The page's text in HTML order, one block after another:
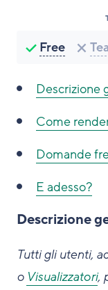
Free
Descrizione
Come
Domande
E adesso?
Descrizione
Tutti gli utenti,
o Visualizzatori,